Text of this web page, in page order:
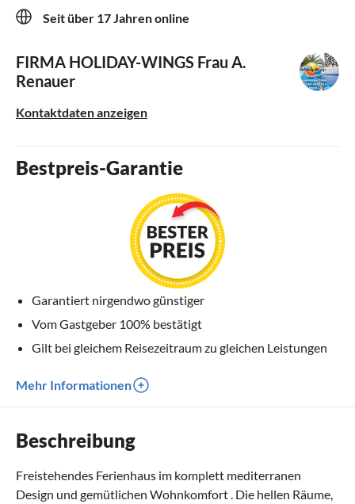
Seit über 17 Jahren online
FIRMA HOLIDAY-WINGS Frau A.
Renauer
Kontaktdaten anzeigen
Bestpreis-Garantie
Garantiert nirgendwo günstiger
Vom Gastgeber 100% bestätigt
Gilt bei gleichem Reisezeitraum zu gleichen Leistungen
Mehr Informationen
Beschreibung
Freistehendes Ferienhaus im komplett mediterranen
Design und gemütlichen Wohnkomfort . Die hellen Räume,